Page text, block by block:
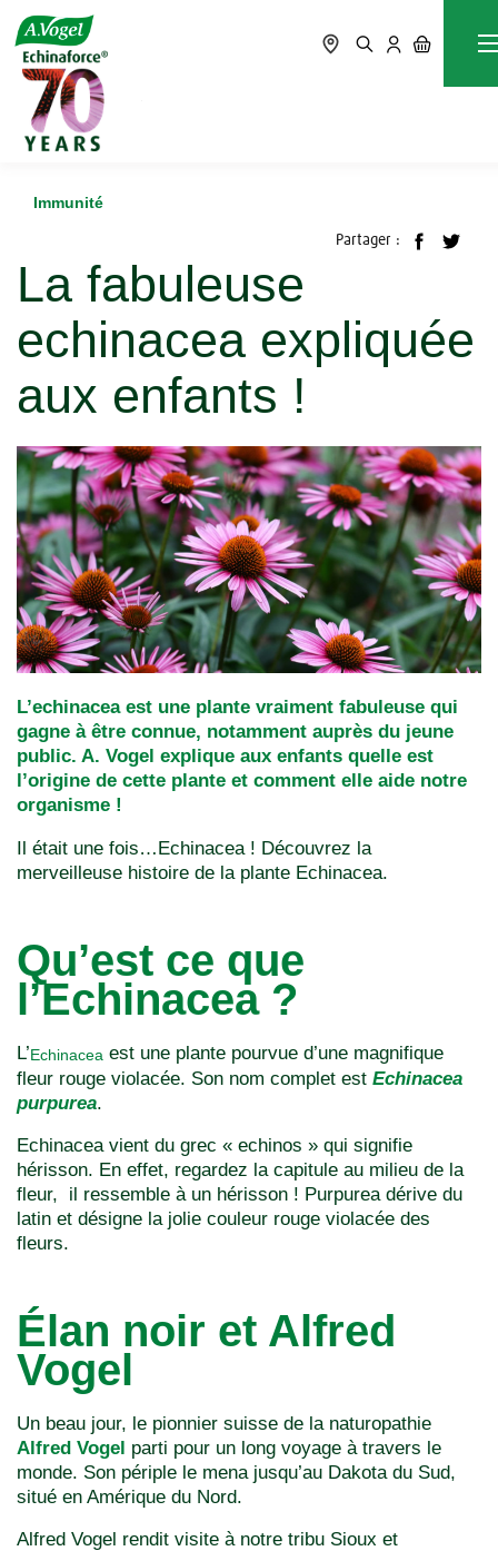
Accueil
La fabuleuse echinacea expliquée aux enfants !
Immunité
Partager :
La fabuleuse
echinacea expliquée
aux enfants !
L’echinacea est une plante vraiment fabuleuse qui
gagne à être connue, notamment auprès du jeune
public. A. Vogel explique aux enfants quelle est
l’origine de cette plante et comment elle aide notre
organisme !
Il était une fois…Echinacea ! Découvrez la
merveilleuse histoire de la plante Echinacea.
Qu’est ce que
l’Echinacea ?
L’Echinacea est une plante pourvue d’une magnifique
fleur rouge violacée. Son nom complet est Echinacea
purpurea.
Echinacea vient du grec « echinos » qui signifie
hérisson. En effet, regardez la capitule au milieu de la
fleur, il ressemble à un hérisson ! Purpurea dérive du
latin et désigne la jolie couleur rouge violacée des
fleurs.
Élan noir et Alfred
Vogel
Un beau jour, le pionnier suisse de la naturopathie
Alfred Vogel parti pour un long voyage à travers le
monde. Son périple le mena jusqu’au Dakota du Sud,
situé en Amérique du Nord.
Alfred Vogel rendit visite à notre tribu Sioux et